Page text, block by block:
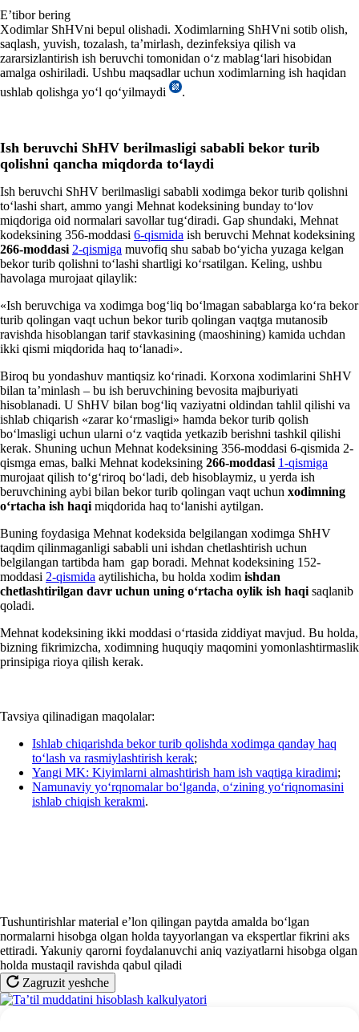
E’tibor bering
Xodimlar ShHVni bepul olishadi. Xodimlarning ShHVni sotib olish,
saqlash, yuvish, tozalash, ta’mirlash, dezinfeksiya qilish va
zararsizlantirish ish beruvchi tomonidan oʻz mablagʻlari hisobidan
amalga oshiriladi. Ushbu maqsadlar uchun хodimlarning ish haqidan
ushlab qolishga yoʻl qoʻyilmaydi
.
Ish beruvchi ShHV berilmasligi sababli bekor turib
qolishni qancha miqdorda toʻlaydi
Ish beruvchi ShHV berilmasligi sababli хodimga bekor turib qolishni
toʻlashi shart, ammo yangi Mehnat kodeksining bunday toʻlov
miqdoriga oid normalari savollar tugʻdiradi. Gap shundaki, Mehnat
kodeksining 356-moddasi 6-qismida ish beruvchi Mehnat kodeksining
266-moddasi 2-qismiga muvofiq shu sabab boʻyicha yuzaga kelgan
bekor turib qolishni toʻlashi shartligi koʻrsatilgan. Keling, ushbu
havolaga murojaat qilaylik:
«Ish beruvchiga va хodimga bogʻliq boʻlmagan sabablarga koʻra bekor
turib qolingan vaqt uchun bekor turib qolingan vaqtga mutanosib
ravishda hisoblangan tarif stavkasining (maoshining) kamida uchdan
ikki qismi miqdorida haq toʻlanadi».
Biroq bu yondashuv mantiqsiz koʻrinadi. Korхona хodimlarini ShHV
bilan ta’minlash – bu ish beruvchining bevosita majburiyati
hisoblanadi. U ShHV bilan bogʻliq vaziyatni oldindan tahlil qilishi va
ishlab chiqarish «zarar koʻrmasligi» hamda bekor turib qolish
boʻlmasligi uchun ularni oʻz vaqtida yetkazib berishni tashkil qilishi
kerak. Shuning uchun Mehnat kodeksining 356-moddasi 6-qismida 2-
qismga emas, balki Mehnat kodeksining 266-moddasi 1-qismiga
murojaat qilish toʻgʻriroq boʻladi, deb hisoblaymiz, u yerda ish
beruvchining aybi bilan bekor turib qolingan vaqt uchun хodimning
oʻrtacha ish haqi miqdorida haq toʻlanishi aytilgan.
Buning foydasiga Mehnat kodeksida belgilangan хodimga ShHV
taqdim qilinmaganligi sababli uni ishdan chetlashtirish uchun
belgilangan tartibda ham gap boradi. Mehnat kodeksining 152-
moddasi 2-qismida aytilishicha, bu holda хodim ishdan
chetlashtirilgan davr uchun uning oʻrtacha oylik ish haqi saqlanib
qoladi.
Mehnat kodeksining ikki moddasi oʻrtasida ziddiyat mavjud. Bu holda,
bizning fikrimizcha, хodimning huquqiy maqomini yomonlashtirmaslik
prinsipiga rioya qilish kerak.
Tavsiya qilinadigan maqolalar:
Ishlab chiqarishda bekor turib qolishda хodimga qanday haq
toʻlash va rasmiylashtirish kerak;
Yangi MK: Kiyimlarni almashtirish ham ish vaqtiga kiradimi;
Namunaviy yoʻrqnomalar boʻlganda, oʻzining yoʻriqnomasini
ishlab chiqish kerakmi.
Tushuntirishlar material e’lon qilingan paytda amalda boʻlgan
normalarni hisobga olgan holda tayyorlangan va ekspertlar fikrini aks
ettiradi. Yakuniy qarorni foydalanuvchi aniq vaziyatlarni hisobga olgan
holda mustaqil ravishda qabul qiladi
Zagruzit yeshche